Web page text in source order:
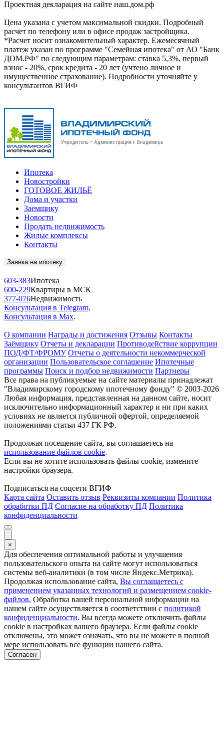
Проектная декларация на сайте наш.дом.pф
Цена указана с учетом максимальной скидки. Подробный
расчет по телефону или в офисе продаж застройщика.
*Расчет носит ознакомительный характер. Ежемесячный
платеж указан по программе "Семейная ипотека" от АО "Банк
ДОМ.РФ" по следующим параметрам: ставка 5,3%, первый
взнос - 20%, срок кредита - 20 лет (учтено личное и
имущественное страхование). Подробности уточняйте у
консультантов ВГИФ
Ипотека
Новостройки
ГОТОВОЕ ЖИЛЬЁ
Дома и участки
Заемщику
Новости
Продать недвижимость
Жилые комплексы
Контакты
Заявка на ипотеку
603-383Ипотека
600-229Квартиры в МСК
377-076Недвижимость
Консультация в Telegram.
Консультация в Max.
О компании Награды и достижения Отзывы Контакты
Заёмщику Отчеты и декларации Противодействие коррупции
ПОД/ФТ/ФРОМУ Отчеты о деятельности некоммерческой
организации Пользовательское соглашение Ипотечные
программы Поиск и подбор недвижимости Партнеры
Все права на публикуемые на сайте материалы принадлежат
"Владимирскому городскому ипотечному фонду" © 2003-2026
Любая информация, представленная на данном сайте, носит
исключительно информационный характер и ни при каких
условиях не является публичной офертой, определяемой
положениями статьи 437 ГК РФ.
Продолжая посещение сайта, вы соглашаетесь на
использование файлов cookie.
Если вы не хотите использовать файлы cookie, измените
настройки браузера.
Подписаться на соцсети ВГИФ
Карта сайта Оставить отзыв Реквизиты компании Политика
обработки ПД Согласие на обработку ПД Политика
конфиденциальности
×
Для обеспечения оптимальной работы и улучшения
пользовательского опыта на сайте могут использоваться
системы веб-аналитики (в том числе Яндекс.Метрика).
Продолжая использование сайта, Вы соглашаетесь с
применением указанных технологий и размещением cookie-
файлов. Обработка вашей персональной информации на
нашем сайте осуществляется в соответствии с политикой
конфиденциальности. Вы всегда можете отключить файлы
cookie в настройках вашего браузера. Если файлы cookie
отключены, это может означать, что вы не можете в полной
мере использовать все функции нашего сайта.
Согласен